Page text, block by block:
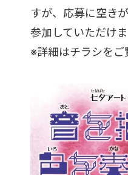
すが、応募に空き
参加していただけま
※詳細はチラシをご